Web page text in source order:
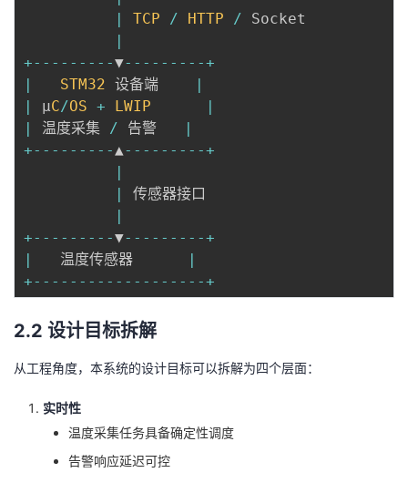
|
TCP / HTTP / Socket
|
+-- -- -- -- -▼-- -- -- -- -+
|
STM32 设备端
|
|
μC/OS + LWIP
|
|
温度采集 / 告警
|
+-- -- -- -- - ▲-- -- -- -- -+
|
|
传感器接口
|
+-- -- -- -- -▼-- -- -- -- -+
|
   温度传感器
|
+-- -- -- -- -- -- -- -- -- -+
2.2 设计目标拆解
从工程角度，本系统的设计目标可以拆解为四个层面：
实时性
温度采集任务具备确定性调度
告警响应延迟可控